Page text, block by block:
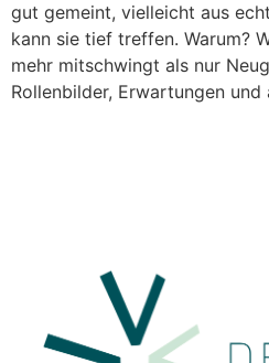
gut gemeint, vielleicht aus
kann sie tief treffen. Warum?
mehr mitschwingt als nur
Rollenbilder, Erwartungen